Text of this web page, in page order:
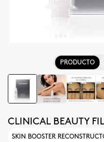
PRODUCTO
CLINICAL BEAUTY
SKIN BOOSTER